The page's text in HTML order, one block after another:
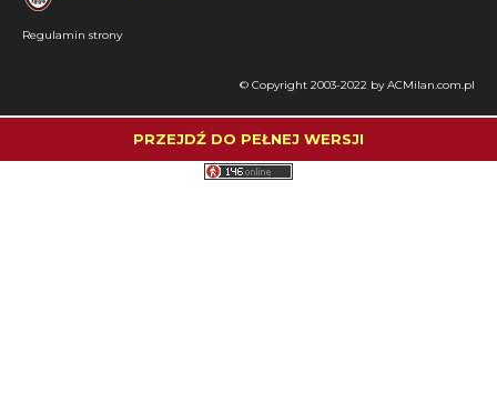
Regulamin strony
© Copyright 2003-2022 by ACMilan.com.pl
PRZEJDŹ DO PEŁNEJ WERSJI